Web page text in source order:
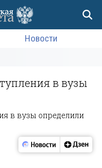
Новости
в вузы
в вузы определили